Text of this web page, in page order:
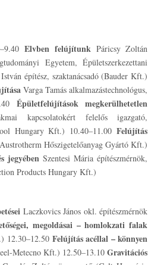
Elvben felújítunkPáricsy Zoltán
Egyetem, Épületszerkezettani
építész, szaktanácsadó (Bauder Kft.)
Varga Tamás alkalmazástechnológus,
Épületfelújítások megkerülhetetlen
kapcsolatokért felelős igazgató,
Hungary Kft.) 10.40–11.00Felújítás
Hőszigetelőanyag Gyártó Kft.)
jegyébenSzentesi Mária építészmérnök,
Products Hungary Kft.)
Laczkovics János okl. építészmérnök
megoldásai – homlokzati falak
12.30–12.50 Felújítás acéllal – könnyen
Metecno Kft.) 12.50–13.10Gravitációs